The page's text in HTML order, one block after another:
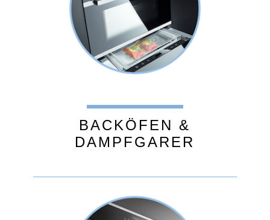
BACKÖFEN &
DAMPFGARER